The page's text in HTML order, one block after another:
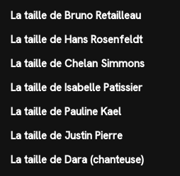
La taille de Bruno Retailleau
La taille de Hans Rosenfeldt
La taille de Chelan Simmons
La taille de Isabelle Patissier
La taille de Pauline Kael
La taille de Justin Pierre
La taille de Dara (chanteuse)